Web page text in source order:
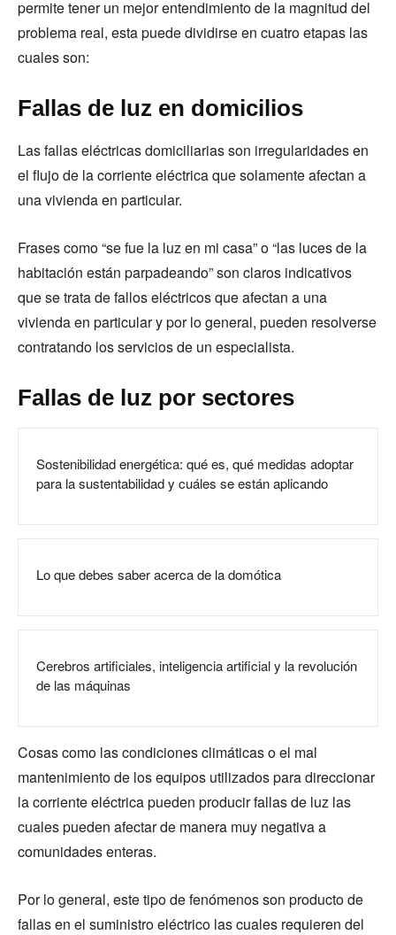
permite tener un mejor entendimiento de la magnitud del
problema real, esta puede dividirse en cuatro etapas las
cuales son:
Fallas de luz en domicilios
Las fallas eléctricas domiciliarias son irregularidades en
el flujo de la corriente eléctrica que solamente afectan a
una vivienda en particular.
Frases como “se fue la luz en mi casa” o “las luces de la
habitación están parpadeando” son claros indicativos
que se trata de fallos eléctricos que afectan a una
vivienda en particular y por lo general, pueden resolverse
contratando los servicios de un especialista.
Fallas de luz por sectores
Sostenibilidad energética: qué es, qué medidas adoptar
para la sustentabilidad y cuáles se están aplicando
Lo que debes saber acerca de la domótica
Cerebros artificiales, inteligencia artificial y la revolución
de las máquinas
Cosas como las condiciones climáticas o el mal
mantenimiento de los equipos utilizados para direccionar
la corriente eléctrica pueden producir fallas de luz las
cuales pueden afectar de manera muy negativa a
comunidades enteras.
Por lo general, este tipo de fenómenos son producto de
fallas en el suministro eléctrico las cuales requieren del